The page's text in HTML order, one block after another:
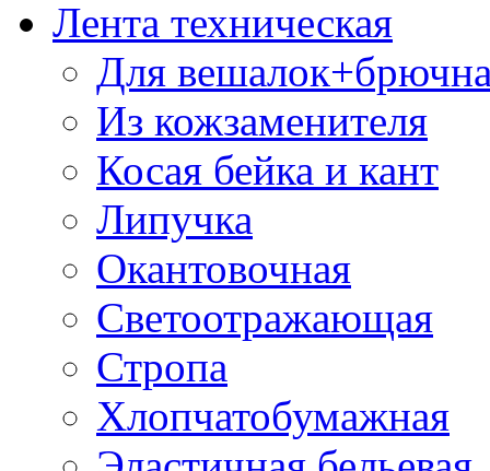
Лента техническая
Для
Из кожзаменителя
Косая бейка и кант
Липучка
Окантовочная
Светоотражающая
Стропа
Хлопчатобумажная